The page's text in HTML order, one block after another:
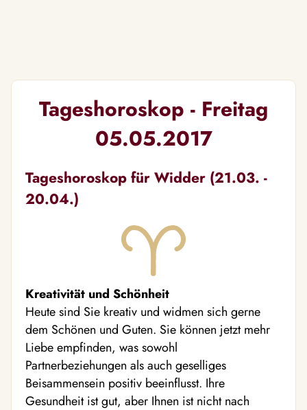
Tageshoroskop - Freitag
05.05.2017
Tageshoroskop für Widder (21.03. -
20.04.)
Kreativität und Schönheit
Heute sind Sie kreativ und widmen sich gerne
dem Schönen und Guten. Sie können jetzt mehr
Liebe empfinden, was sowohl
Partnerbeziehungen als auch geselliges
Beisammensein positiv beeinflusst. Ihre
Gesundheit ist gut, aber Ihnen ist nicht nach